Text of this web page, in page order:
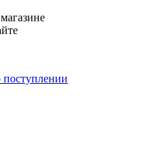
поступлении